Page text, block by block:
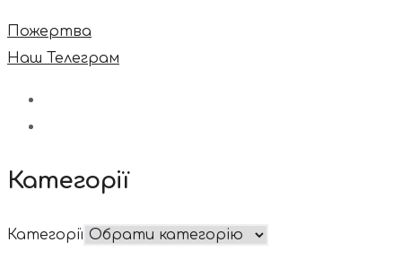
Пожертва
Наш Телеграм
Категорії
Категорії